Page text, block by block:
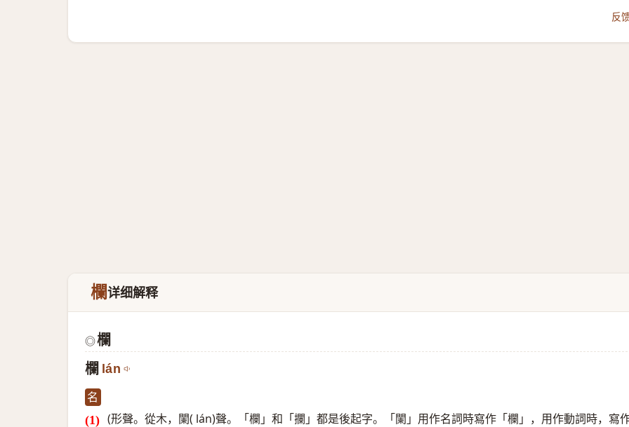
反
欄详细解释
◎欄
欄 lán
名
(形聲。從木，闌( lán)聲。「欄」和「攔」都是後起字。「闌」用作名詞時寫作「欄」，用作動詞時，寫